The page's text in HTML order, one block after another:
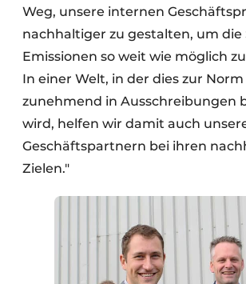
Weg, unsere internen
nachhaltiger zu gestalten, um die
Emissionen so weit wie möglich
In einer Welt, in der dies zur
zunehmend in Ausschreibungen
wird, helfen wir damit auch
Geschäftspartnern bei ihren
Zielen."